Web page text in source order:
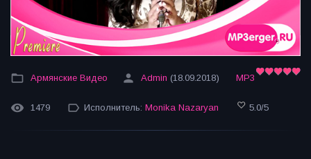
Армянские Видео Admin (18.09.2018) MP3
1479 Исполнитель: Monika Nazaryan 5.0/5